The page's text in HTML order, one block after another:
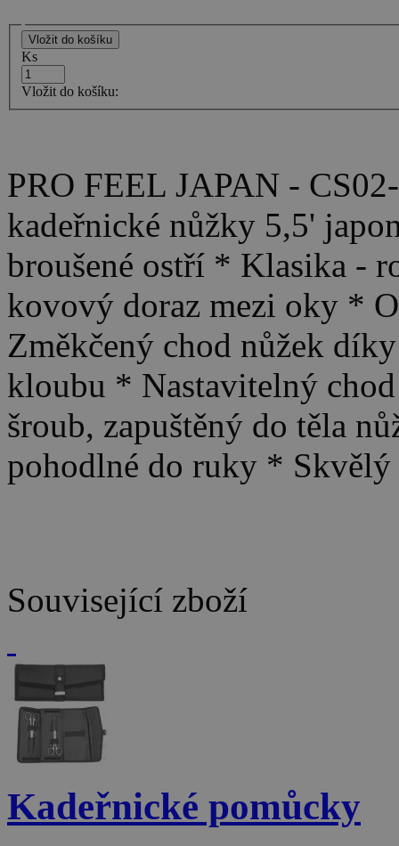
Ks
Vložit do košíku:
PRO FEEL JAPAN -
kadeřnické nůžky 5,5'
broušené ostří * Klasika -
kovový doraz mezi oky *
Změkčený chod nůžek
kloubu * Nastavitelný
šroub, zapuštěný do těla
pohodlné do ruky *
Související zboží
Kadeřnické pomůcky